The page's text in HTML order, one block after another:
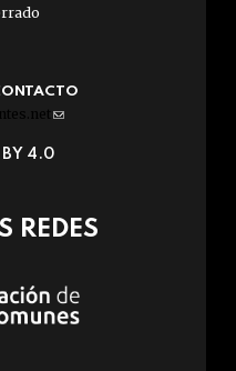
(link
e-
BY 4.0
REDES